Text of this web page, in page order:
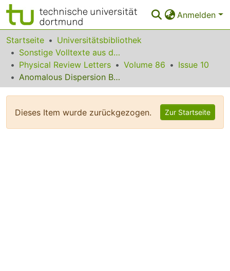
Anmelden
Bereiche & Sammlungen
Das gesamte Repositorium
Statistiken
Startseite
Universitätsbibliothek
Sonstige Volltexte aus dem Bibliotheksangebot
Physical Review Letters
Volume 86
Issue 10
Anomalous Dispersion Behavior of Multiple-Wave X-Ray Diffraction at Absorption Edges
Dieses Item wurde zurückgezogen. Zur Startseite